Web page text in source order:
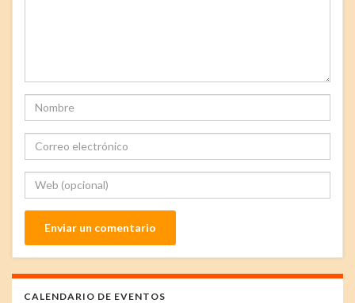
CALENDARIO DE EVENTOS